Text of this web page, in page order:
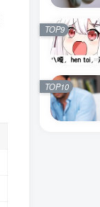
TOP9
TOP10